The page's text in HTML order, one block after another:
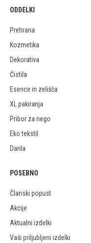
ODDELKI
Prehrana
Kozmetika
Dekorativa
Čistila
Esence in zelišča
XL pakiranja
Pribor za nego
Eko tekstil
Darila
POSEBNO
Članski popust
Akcije
Aktualni izdelki
Vaši priljubljeni izdelki